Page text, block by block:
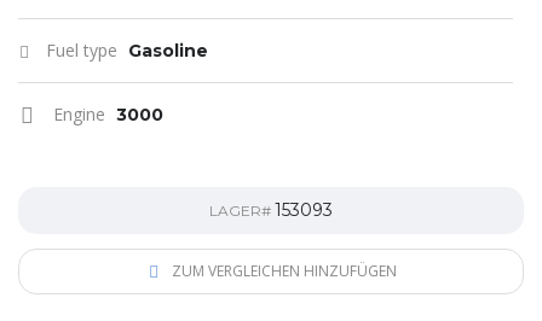
Fuel type Gasoline
Engine 3000
LAGER# 153093
ZUM VERGLEICHEN HINZUFÜGEN